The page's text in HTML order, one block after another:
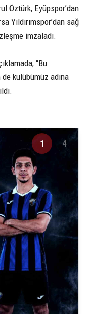
Öztürk, Eyüpspor’dan
Yıldırımspor’dan sağ
imzaladı.
“Bu
kulübümüz adına
1 4